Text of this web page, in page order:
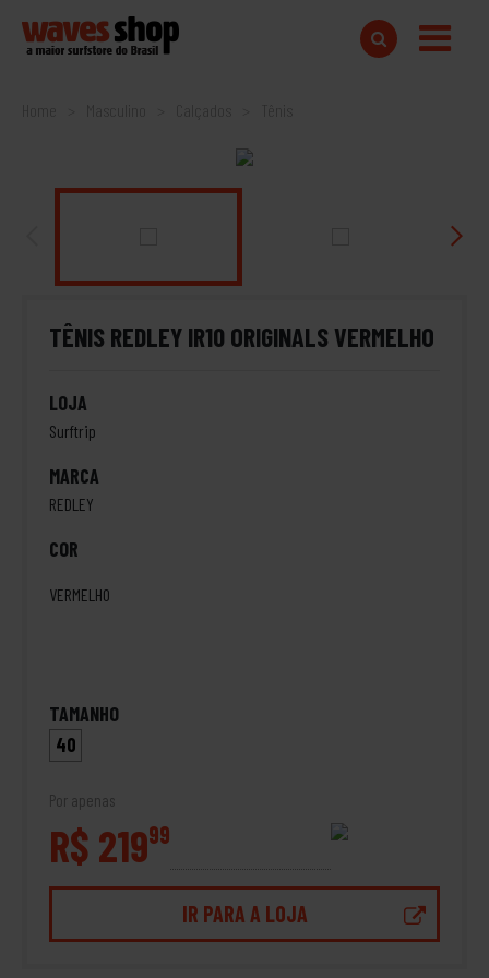
Home
TÊNIS REDLEY IR10 ORIGINALS VERMELHO
LOJA
Surftrip
MARCA
REDLEY
COR
VERMELHO
TAMANHO
40
Por apenas
R$ 21999
IR PARA A LOJA